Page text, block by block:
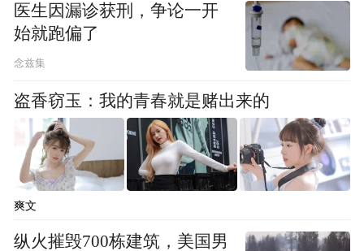
机密计算技术与Seedance2.0大模型能力，实
现高性能机密推理，有效破解行业敏感数据
上云、上模型的安全顾虑。中国移动表示，
将持续推进AIDC、算力网络与Token体系协
同建设，携手生态伙伴推动Token技术标准
化、场景多元化、服务普惠化，为数字经济
高质量发展提供更安全、高效、普惠的算力
支撑。
医生因漏诊获刑，争论一开
始就跑偏了
念兹集
盗香窃玉：我的青春就是赌出来的
爽文
纵火摧毁700栋建筑，美国男